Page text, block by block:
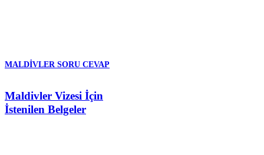
MALDIVLER SORU CEVAP
Maldivler Vizesi İçin
İstenilen Belgeler